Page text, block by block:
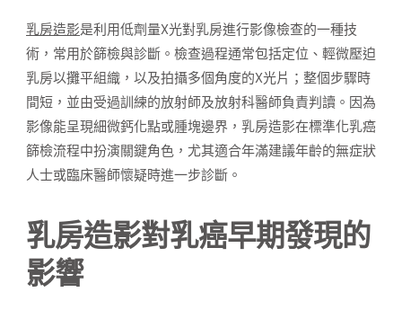
乳房造影是利用低劑量X光對乳房進行影像檢查的一種技
術，常用於篩檢與診斷。檢查過程通常包括定位、輕微壓迫
乳房以攤平組織，以及拍攝多個角度的X光片；整個步驟時
間短，並由受過訓練的放射師及放射科醫師負責判讀。因為
影像能呈現細微鈣化點或腫塊邊界，乳房造影在標準化乳癌
篩檢流程中扮演關鍵角色，尤其適合年滿建議年齡的無症狀
人士或臨床醫師懷疑時進一步診斷。
乳房造影對乳癌早期發現的
影響